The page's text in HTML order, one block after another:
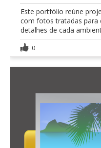
Este portfólio reúne
com fotos tratadas para
detalhes de cada
0